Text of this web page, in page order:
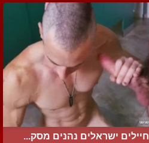
חיילים ישראלים נהנים מסק...